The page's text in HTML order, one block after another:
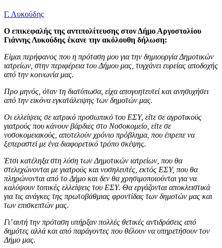
Γ. Λυκούδης
Ο επικεφαλής της αντιπολίτευσης στον Δήμο Αργοστολίου
Γιάννης Λυκούδης έκανε την ακόλουθη δήλωση:
Είμαι περήφανος που η πρόταση μου για την δημιουργία Δημοτικών
ιατρείων, στην περιφέρεια του Δήμου μας, τυγχάνει ευρείας αποδοχής
από την κοινωνία μας.
Προ μηνός, όταν τη διατύπωσα, είχα απογοητευτεί και ανησυχήσει
από την εικόνα εγκατάλειψης των δημοτών μας.
Οι ελλείψεις σε ιατρικό προσωπικό του ΕΣΥ, είτε σε αγροτικούς
γιατρούς που κάνουν βάρδιες στο Νοσοκομείο, είτε σε
νοσοκομειακούς, αποτελούν χρόνιο πρόβλημα, που έπρεπε να
ξεπεραστεί με ένα διαφορετικό τρόπο σκέψης.
Έτσι κατέληξα στη λύση των Δημοτικών ιατρείων, που θα
στελεχώνονται με γιατρούς και νοσηλευτές, εκτός ΕΣΥ, που θα
πληρώνονται από το Δήμο και δεν θα χρησιμοποιούνται για να
καλύψουν τοπικές ελλείψεις του ΕΣΥ. Θα εργάζονται αποκλειστικά
για τις ανάγκες της πρωτοβάθμιας φροντίδας των δημοτών μας και
των επισκεπτών μας.
Γι’ αυτή την πρόταση υπήρξαν πολλές θετικές αντιδράσεις από
δημότες αλλά και από παράγοντες που θέλουν να υπηρετήσουν τον
Δήμο μας.